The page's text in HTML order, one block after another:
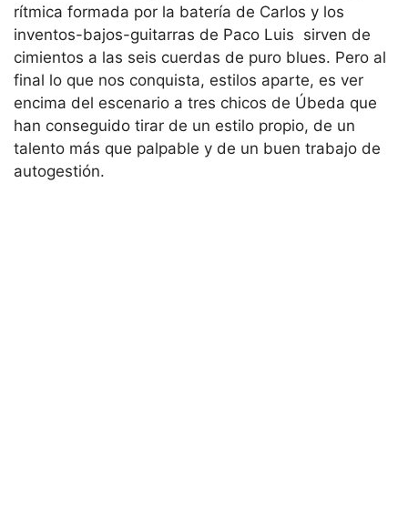
rítmica formada por la batería de Carlos y los
inventos-bajos-guitarras de Paco Luis sirven de
cimientos a las seis cuerdas de puro blues. Pero al
final lo que nos conquista, estilos aparte, es ver
encima del escenario a tres chicos de Úbeda que
han conseguido tirar de un estilo propio, de un
talento más que palpable y de un buen trabajo de
autogestión.